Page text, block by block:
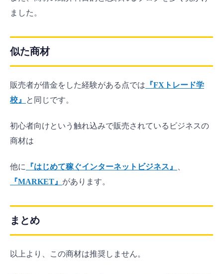
ました。
似た商材
販売者が借金をした経験がある点では 『FXトレード学
校』
と同じです。
初心者向けという触れ込みで販売されているビジネスの
商材は
他に 『はじめて稼ぐインターネットビジネス』
『MARKET』 があります。
まとめ
以上より、この商材は推奨しません。